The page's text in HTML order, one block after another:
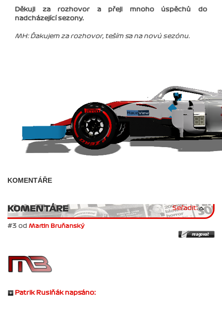
Děkuji za rozhovor a přeji mnoho úspěchů do
nadcházející sezony.
MH: Ďakujem za rozhovor, teším sa na novú sezónu.
KOMENTÁŘE
KOMENTÁRE Seřadit:
#3 od Martin Bruňanský
Patrik Rusiňák napsáno: